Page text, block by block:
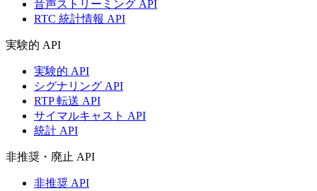
音声ストリーミング API
RTC 統計情報 API
実験的 API
実験的 API
シグナリング API
RTP 転送 API
サイマルキャスト API
統計 API
非推奨・廃止 API
非推奨 API